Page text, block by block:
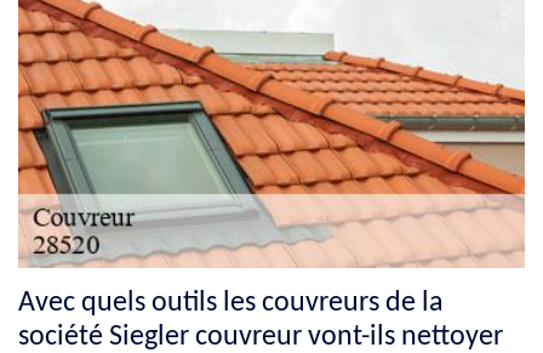
Avec quels outils les couvreurs de la
société Siegler couvreur vont-ils nettoyer